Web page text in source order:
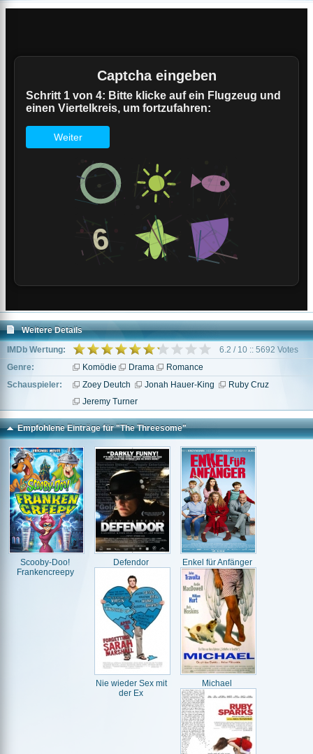
Weitere Details
IMDb Wertung:
6.2 / 10 :: 5692 Votes
Genre:
Komödie Drama
Romance
Schauspieler:
Zoey Deutch Jonah Hauer-King
Ruby Cruz
Jeremy Turner
Empfohlene Einträge für "The Threesome"
Scooby-Doo!
Frankencreepy
Defendor Enkel für Anfänger
Nie wieder Sex mit
der Ex
Michael